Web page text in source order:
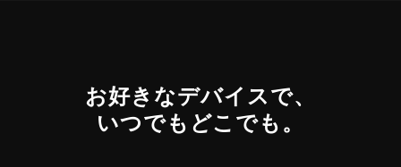
お好きなデバイスで、
いつでもどこでも。